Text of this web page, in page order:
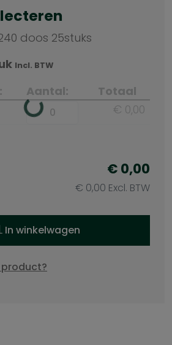
doos 25stuks
Incl. BTW
Aantal:
Totaal
€ 0,00
€ 0,00
€ 0,00 Excl. BTW
In winkelwagen